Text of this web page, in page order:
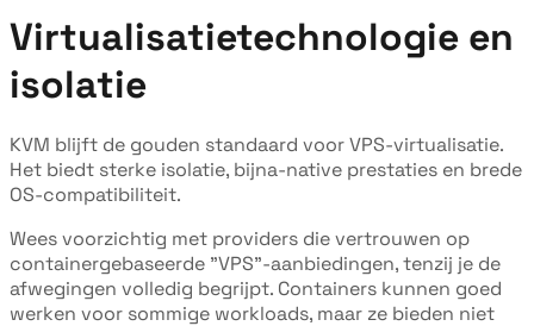
Virtualisatietechnologie en
isolatie
KVM blijft de gouden standaard voor VPS-virtualisatie.
Het biedt sterke isolatie, bijna-native prestaties en brede
OS-compatibiliteit.
Wees voorzichtig met providers die vertrouwen op
containergebaseerde "VPS"-aanbiedingen, tenzij je de
afwegingen volledig begrijpt. Containers kunnen goed
werken voor sommige workloads, maar ze bieden niet